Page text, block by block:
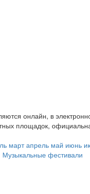
онлайн, в
площадок,
март апрель май июнь
Музыкальные фестивали